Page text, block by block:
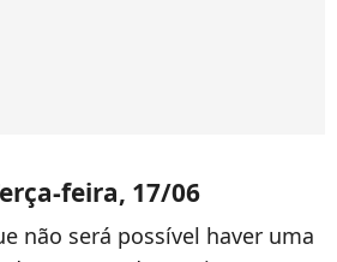
feira, 17/06
não será possível haver uma